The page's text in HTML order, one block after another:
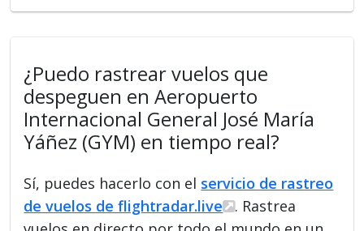
¿Puedo rastrear vuelos que
despeguen en Aeropuerto
Internacional General José María
Yáñez (GYM) en tiempo real?
Sí, puedes hacerlo con el servicio de rastreo
de vuelos de flightradar.live
. Rastrea